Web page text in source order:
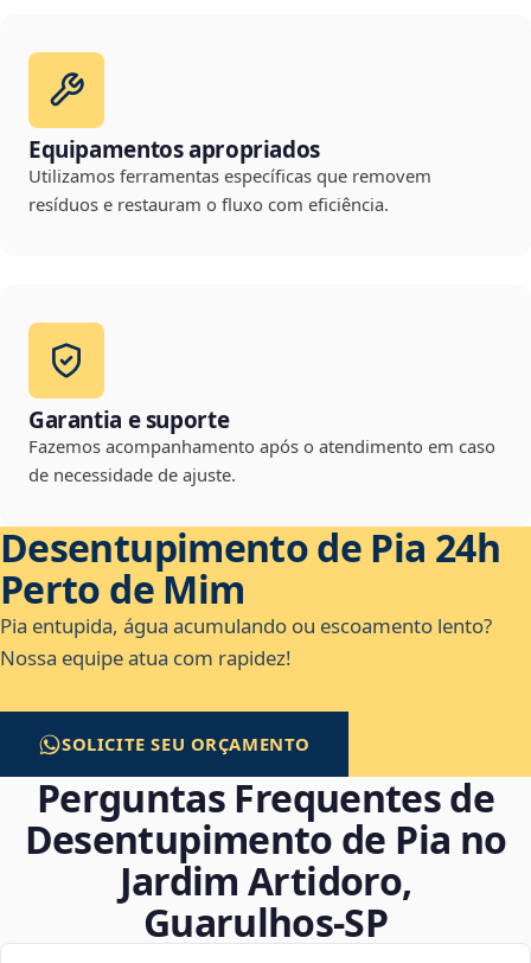
Equipamentos apropriados
Utilizamos ferramentas específicas que removem
resíduos e restauram o fluxo com eficiência.
Garantia e suporte
Fazemos acompanhamento após o atendimento em caso
de necessidade de ajuste.
Desentupimento de Pia 24h
Perto de Mim
Pia entupida, água acumulando ou escoamento lento?
Nossa equipe atua com rapidez!
SOLICITE SEU ORÇAMENTO
Perguntas Frequentes de
Desentupimento de Pia no
Jardim Artidoro,
Guarulhos‑SP